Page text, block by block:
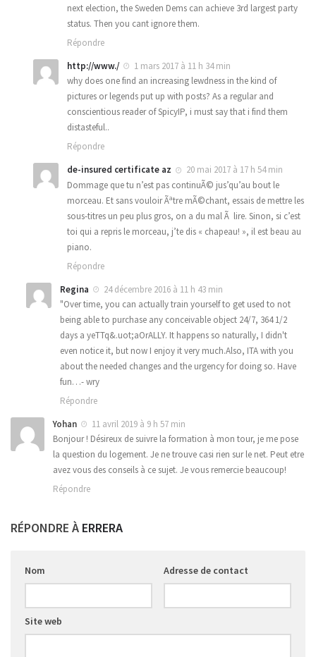
next election, the Sweden Dems can achieve 3rd largest party
status. Then you cant ignore them.
Répondre
http://www./
1 mars 2017 à 11 h 34 min
why does one find an increasing lewdness in the kind of
pictures or legends put up with posts? As a regular and
conscientious reader of SpicyIP, i must say that i find them
distasteful..
Répondre
de-insured certificate az
20 mai 2017 à 17 h 54 min
Dommage que tu n’est pas continuÃ© jus’qu’au bout le
morceau. Et sans vouloir Ãªtre mÃ©chant, essais de mettre les
sous-titres un peu plus gros, on a du mal Ã lire. Sinon, si c’est
toi qui a repris le morceau, j’te dis « chapeau! », il est beau au
piano.
Répondre
Regina
24 décembre 2016 à 11 h 43 min
"Over time, you can actually train yourself to get used to not
being able to purchase any conceivable object 24/7, 364 1/2
days a yeTTq&.uot;aOrALLY. It happens so naturally, I didn't
even notice it, but now I enjoy it very much.Also, ITA with you
about the needed changes and the urgency for doing so. Have
fun…- wry
Répondre
Yohan
11 avril 2019 à 9 h 57 min
Bonjour ! Désireux de suivre la formation à mon tour, je me pose
la question du logement. Je ne trouve casi rien sur le net. Peut etre
avez vous des conseils à ce sujet. Je vous remercie beaucoup!
Répondre
RÉPONDRE À ERRERA
Nom Adresse de contact
Site web